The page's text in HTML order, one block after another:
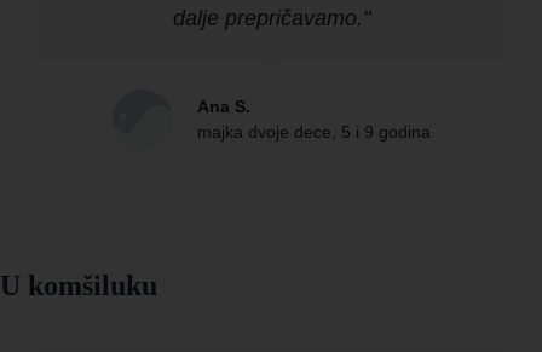
U komšiluku
dalje prepričavamo."
Ana S.
majka dvoje dece, 5 i 9 godina